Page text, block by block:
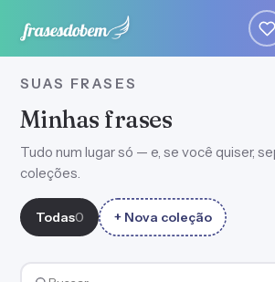
SUAS FRASES
Minhas frases
Tudo num lugar só — e, se você quiser,
coleções.
Todas0 + Nova coleção